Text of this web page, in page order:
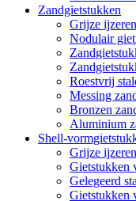
Zandgietstukken
Grijze
Nodulair
Roestvrij
Messing
Bronzen
Aluminium
Shell-
Grijze
Gietstukken
Gelegeerd
Gietstukken